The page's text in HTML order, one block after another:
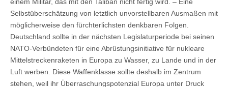
Selbstüberschätzung von letztlich unvorstellbaren Ausmaßen mit
möglicherweise den fürchterlichsten denkbaren Folgen.
Deutschland sollte in der nächsten Legislaturperiode bei seinen
NATO-Verbündeten für eine Abrüstungsinitiative für nukleare
Mittelstreckenraketen in Europa zu Wasser, zu Lande und in der
Luft werben. Diese Waffenklasse sollte deshalb im Zentrum
stehen, weil ihr Überraschungspotenzial Europa unter Druck